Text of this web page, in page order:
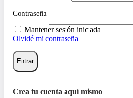
Contraseña
Mantener sesión iniciada
Olvidé mi contraseña
Entrar
Crea tu cuenta aquí mismo